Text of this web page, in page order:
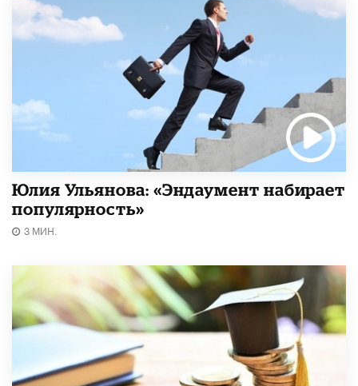
Юлия Ульянова: «Эндаумент набирает
популярность»
3 МИН.